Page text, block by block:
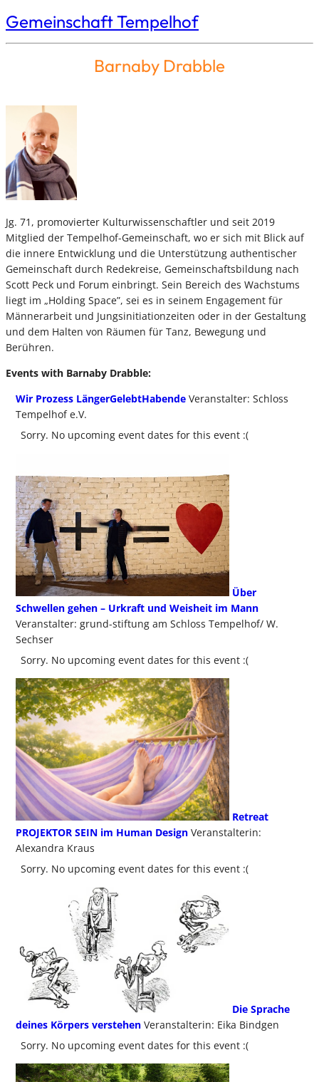
Gemeinschaft Tempelhof
Barnaby Drabble
Jg. 71, promovierter Kulturwissenschaftler und seit 2019
Mitglied der Tempelhof-Gemeinschaft, wo er sich mit Blick auf
die innere Entwicklung und die Unterstützung authentischer
Gemeinschaft durch Redekreise, Gemeinschaftsbildung nach
Scott Peck und Forum einbringt. Sein Bereich des Wachstums
liegt im „Holding Space”, sei es in seinem Engagement für
Männerarbeit und Jungsinitiationzeiten oder in der Gestaltung
und dem Halten von Räumen für Tanz, Bewegung und
Berühren.
Events with Barnaby Drabble:
Wir Prozess LängerGelebtHabende Veranstalter: Schloss
Tempelhof e.V.
Sorry. No upcoming event dates for this event :(
Über
Schwellen gehen – Urkraft und Weisheit im Mann
Veranstalter: grund-stiftung am Schloss Tempelhof/ W.
Sechser
Sorry. No upcoming event dates for this event :(
Retreat
PROJEKTOR SEIN im Human Design Veranstalterin:
Alexandra Kraus
Sorry. No upcoming event dates for this event :(
Die Sprache
deines Körpers verstehen Veranstalterin: Eika Bindgen
Sorry. No upcoming event dates for this event :(